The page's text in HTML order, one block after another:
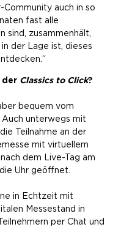
auch in so
fast alle
sind, zusammenhält,
der Lage ist, dieses
der Classics to Click?
bequem vom
Auch unterwegs mit
Teilnahme an der
mit virtuellem
dem Live-Tag am
Uhr geöffnet.
in Echtzeit mit
Messestand in
per Chat und